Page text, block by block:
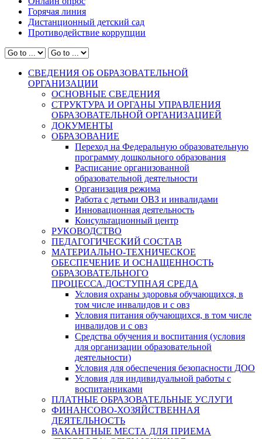
Горячая линия
Дистанционный детский сад
Противодействие коррупции
СВЕДЕНИЯ ОБ ОБРАЗОВАТЕЛЬНОЙ
ОРГАНИЗАЦИИ
ОСНОВНЫЕ СВЕДЕНИЯ
СТРУКТУРА И ОРГАНЫ УПРАВЛЕНИЯ
ОБРАЗОВАТЕЛЬНОЙ ОРГАНИЗАЦИЕЙ
ДОКУМЕНТЫ
ОБРАЗОВАНИЕ
Переход на Федеральную образовательную
программу дошкольного образования
Расписание организованной
образовательной деятельности
Организация режима
Работа с детьми ОВЗ и инвалидами
Инновационная деятельность
Консультационный центр
РУКОВОДСТВО
ПЕДАГОГИЧЕСКИЙ СОСТАВ
МАТЕРИАЛЬНО-ТЕХНИЧЕСКОЕ
ОБЕСПЕЧЕНИЕ И ОСНАЩЕННОСТЬ
ОБРАЗОВАТЕЛЬНОГО
ПРОЦЕССА.ДОСТУПНАЯ СРЕДА
Условия охраны здоровья обучающихся, в
том числе инвалидов и с овз
Условия питания обучающихся, в том числе
инвалидов и с овз
Средства обучения и воспитания (условия
для организации образовательной
деятельности)
Условия для обеспечения безопасности ДОО
Условия для индивидуальной работы с
воспитанниками
ПЛАТНЫЕ ОБРАЗОВАТЕЛЬНЫЕ УСЛУГИ
ФИНАНСОВО-ХОЗЯЙСТВЕННАЯ
ДЕЯТЕЛЬНОСТЬ
ВАКАНТНЫЕ МЕСТА ДЛЯ ПРИЕМА